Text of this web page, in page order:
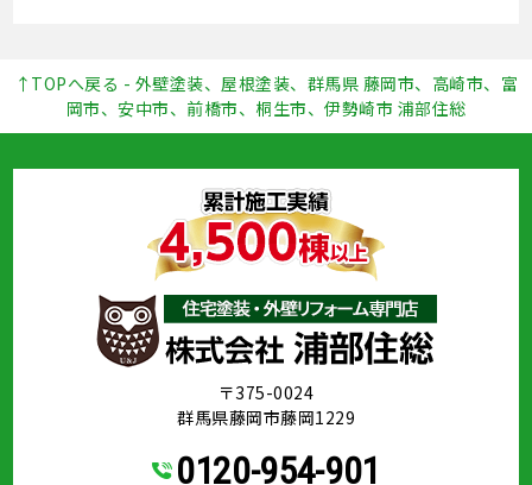
↑TOPへ戻る - 外壁塗装、屋根塗装、群馬県 藤岡市、高崎市、富
岡市、安中市、前橋市、桐生市、伊勢崎市 浦部住総
〒375-0024
群馬県藤岡市藤岡1229
0120-954-901